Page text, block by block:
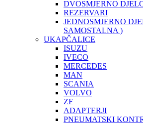
DVOSMJERNO
REZERVARI
JEDNOSMJERNO
SAMOSTALNA )
UKAPČALICE
ISUZU
IVECO
MERCEDES
MAN
SCANIA
VOLVO
ZF
ADAPTERJI
PNEUMATSKI